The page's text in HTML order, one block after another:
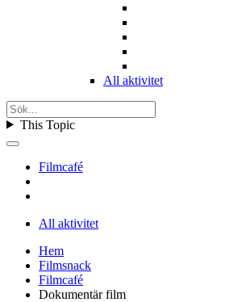
All aktivitet
This Topic
Filmcafé
All aktivitet
Hem
Filmsnack
Filmcafé
Dokumentär film